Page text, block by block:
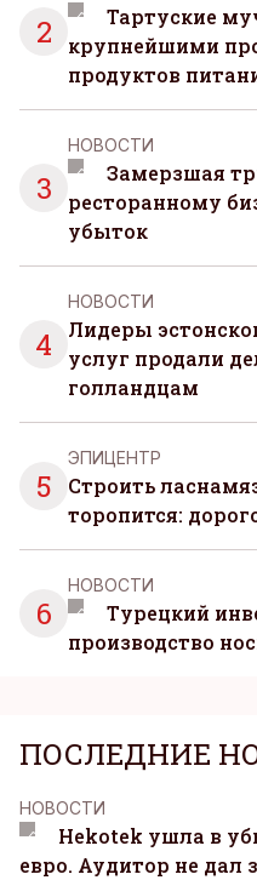
2
Тартуские
крупнейшими
продуктов
3
НОВОСТИ
Замерзшая
ресторанному
убыток
4
НОВОСТИ
Лидеры
услуг продали
голландцам
5
ЭПИЦЕНТР
Строить
торопится:
6
НОВОСТИ
Турецкий
производство
ПОСЛЕДНИЕ
НОВОСТИ
Hekotek ушла в
евро. Аудитор не дал